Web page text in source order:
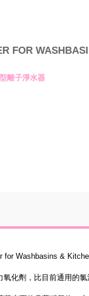
FOR
離子淨水器
for Washbasins &
氧化劑，比目前通用的